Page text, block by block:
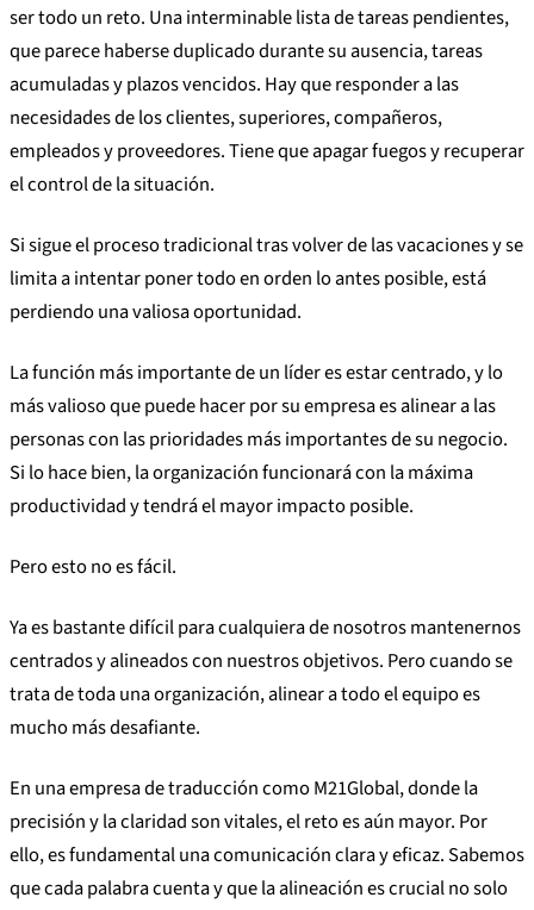
ser todo un reto. Una interminable lista de tareas pendientes,
que parece haberse duplicado durante su ausencia, tareas
acumuladas y plazos vencidos. Hay que responder a las
necesidades de los clientes, superiores, compañeros,
empleados y proveedores. Tiene que apagar fuegos y recuperar
el control de la situación.
Si sigue el proceso tradicional tras volver de las vacaciones y se
limita a intentar poner todo en orden lo antes posible, está
perdiendo una valiosa oportunidad.
La función más importante de un líder es estar centrado, y lo
más valioso que puede hacer por su empresa es alinear a las
personas con las prioridades más importantes de su negocio.
Si lo hace bien, la organización funcionará con la máxima
productividad y tendrá el mayor impacto posible.
Pero esto no es fácil.
Ya es bastante difícil para cualquiera de nosotros mantenernos
centrados y alineados con nuestros objetivos. Pero cuando se
trata de toda una organización, alinear a todo el equipo es
mucho más desafiante.
En una empresa de traducción como M21Global, donde la
precisión y la claridad son vitales, el reto es aún mayor. Por
ello, es fundamental una comunicación clara y eficaz. Sabemos
que cada palabra cuenta y que la alineación es crucial no solo